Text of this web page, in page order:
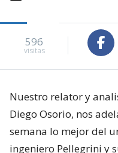
596
visitas
Nuestro relator y
Diego Osorio, nos
semana lo mejor del
ingeniero Pellegrini y